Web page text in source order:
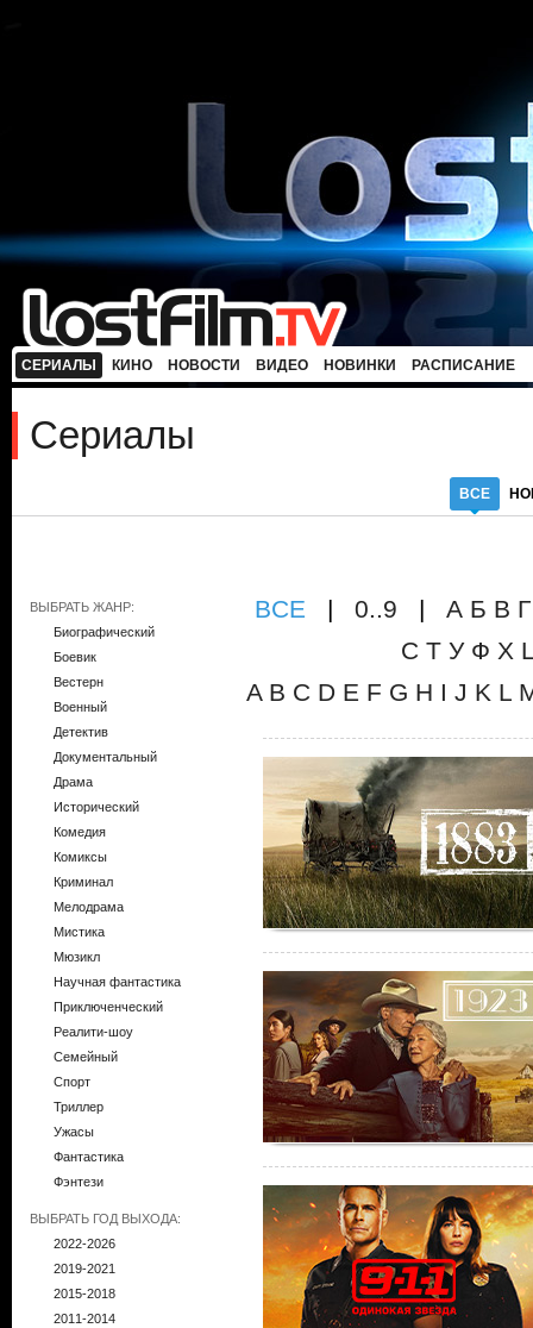
СЕРИАЛЫ КИНО НОВОСТИ ВИДЕО НОВИНКИ РАСПИСАНИЕ
Сериалы
ВСЕ
ВЫБРАТЬ ЖАНР:
Биографический
Боевик
Вестерн
Военный
Детектив
Документальный
Драма
Исторический
Комедия
Комиксы
Криминал
Мелодрама
Мистика
Мюзикл
Научная фантастика
Приключенческий
Реалити-шоу
Семейный
Спорт
Триллер
Ужасы
Фантастика
Фэнтези
ВЫБРАТЬ ГОД ВЫХОДА:
2022-2026
2019-2021
2015-2018
2011-2014
ВCE | 0..9 | А Б В Г
С Т У Ф Х
A B C D E F G H I J K L